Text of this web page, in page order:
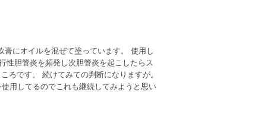
にオイルを混ぜて塗っています。
使用し
性胆管炎を頻発し次胆管炎を起こしたらス
ろです。
続けてみての判断になりますが。
使用してるのでこれも継続してみようと思い